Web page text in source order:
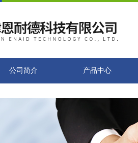
公司简介 产品中心